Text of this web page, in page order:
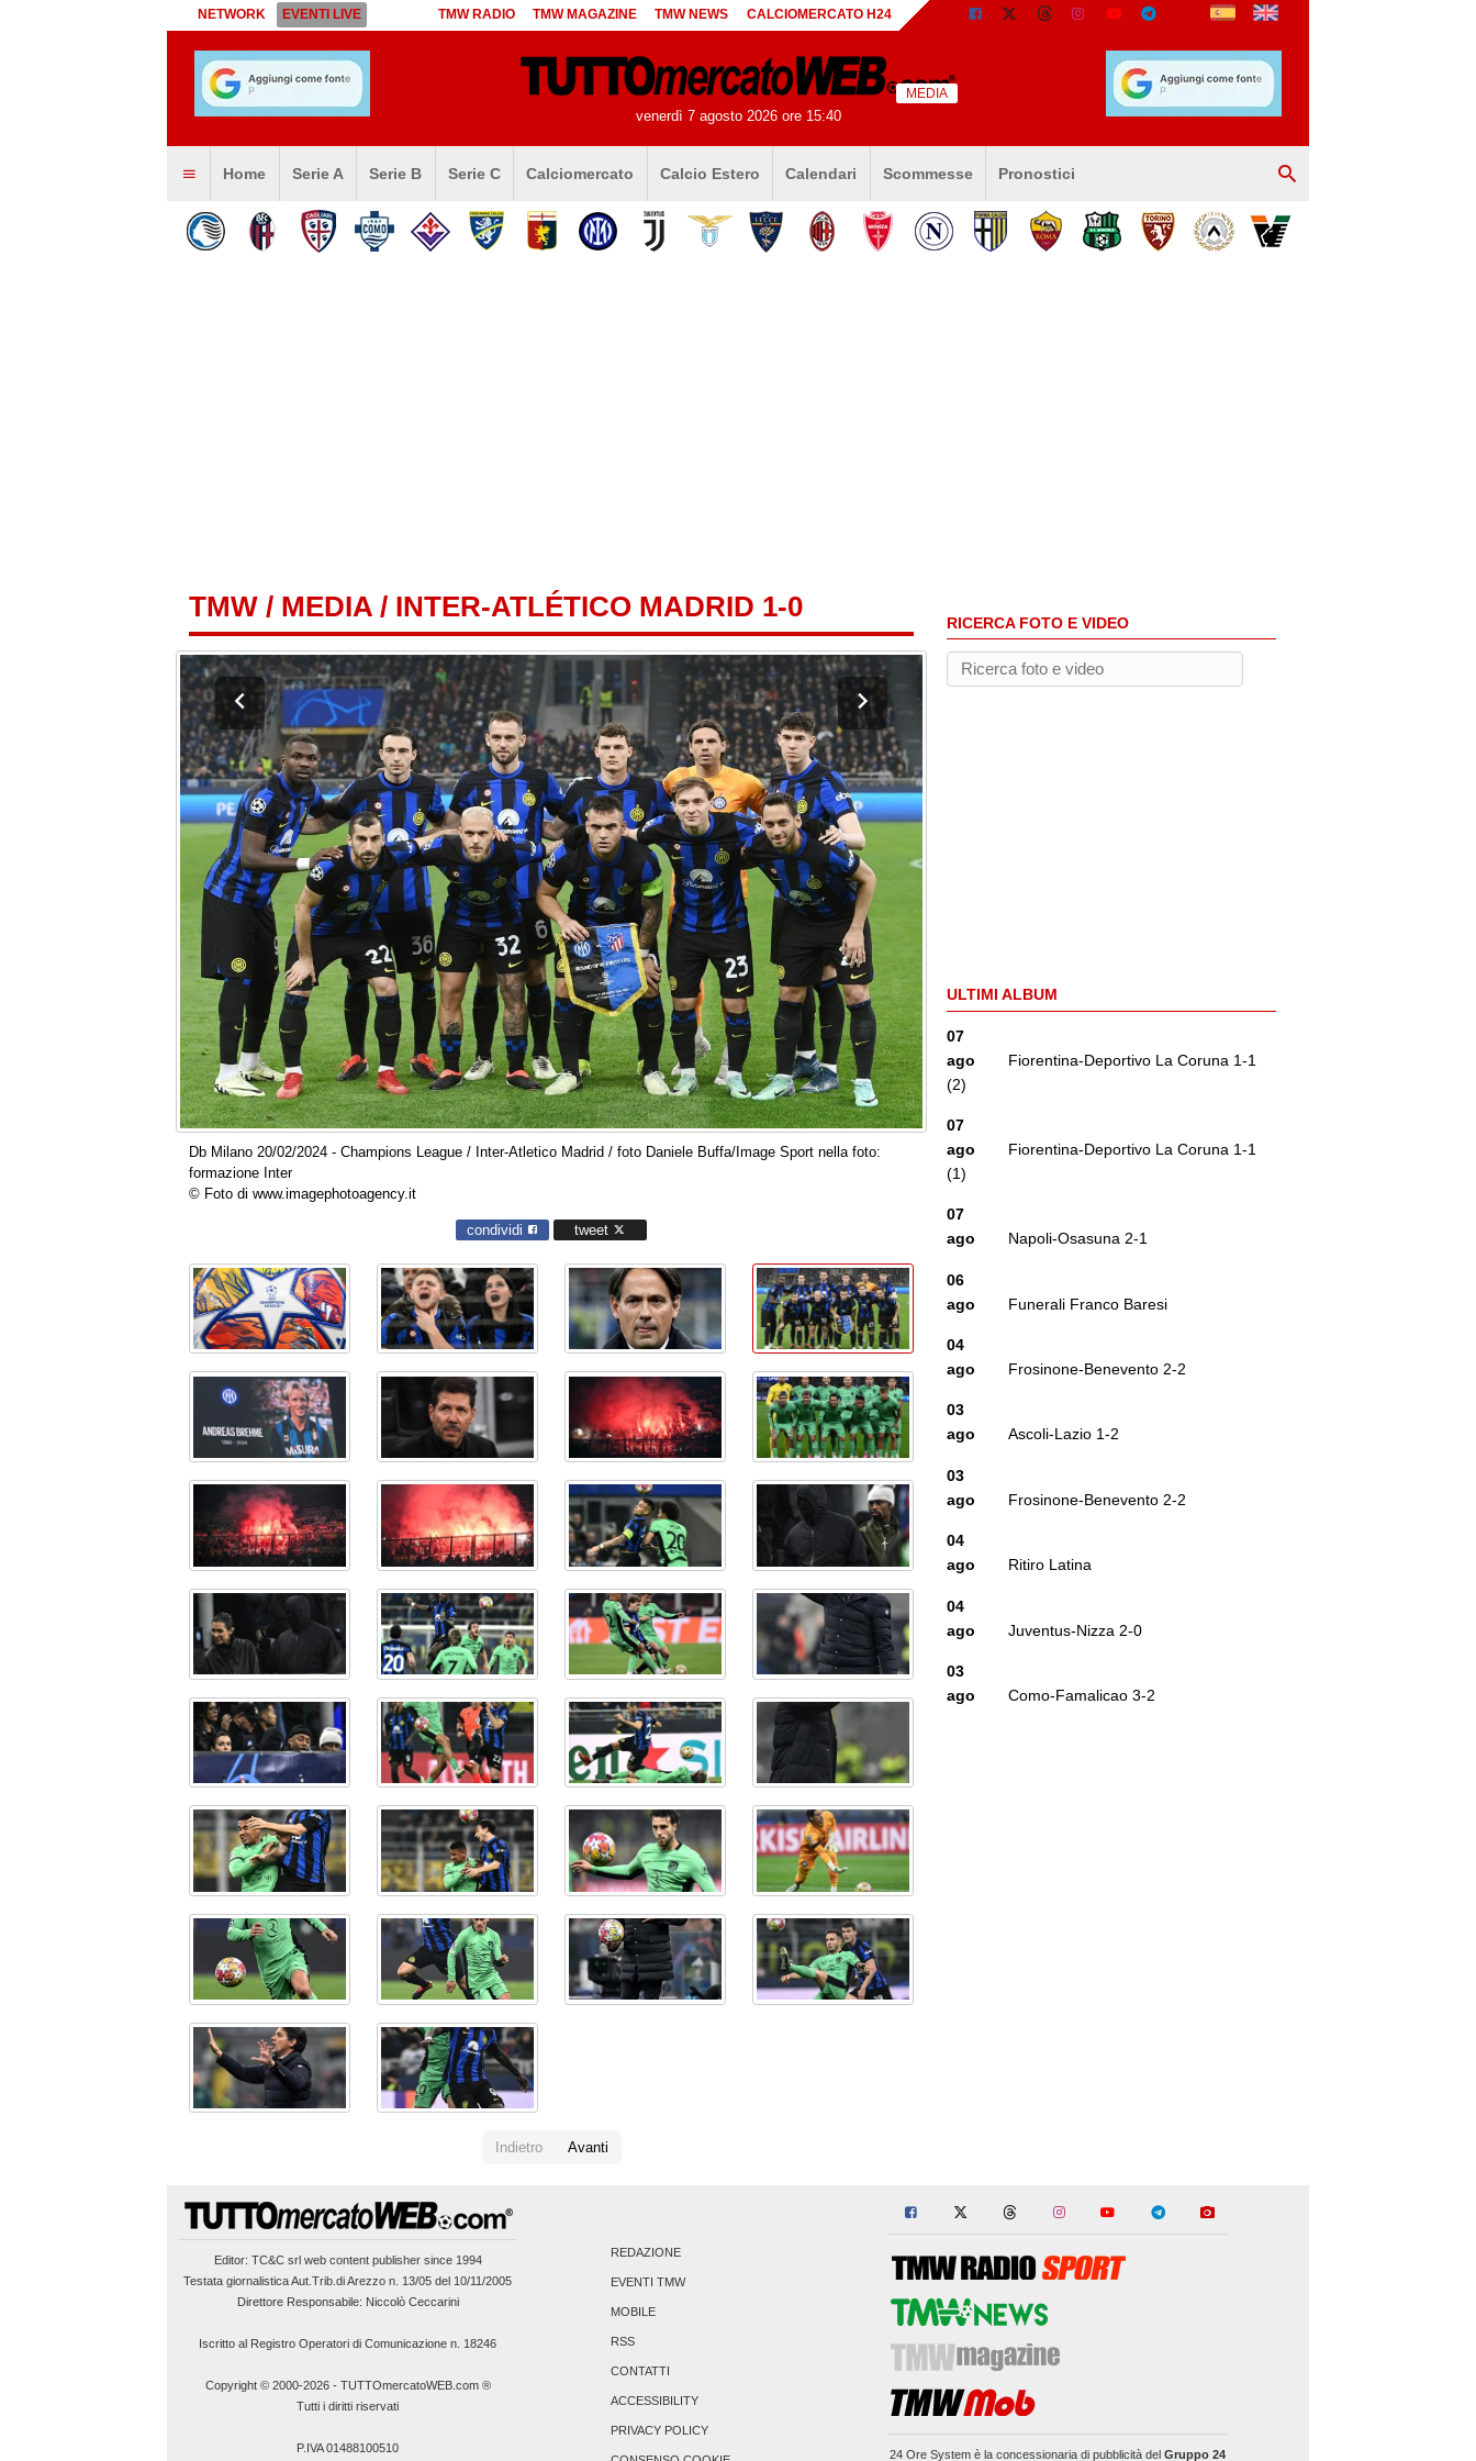
NETWORK EVENTI LIVE TMW RADIO TMW MAGAZINE TMW NEWS CALCIOMERCATO H24
venerdì 7 agosto 2026 ore 15:40
MEDIA
Home Serie A Serie B Serie C Calciomercato Calcio Estero Calendari Scommesse Pronostici
TMW / MEDIA / INTER-ATLÉTICO MADRID 1-0
Db Milano 20/02/2024 - Champions League / Inter-Atletico Madrid / foto Daniele Buffa/Image Sport nella foto:
formazione Inter
© Foto di www.imagephotoagency.it
condividi tweet
Indietro Avanti
RICERCA FOTO E VIDEO
ULTIMI ALBUM
07
ago
Fiorentina-Deportivo La Coruna 1-1
(2)
07
ago
Fiorentina-Deportivo La Coruna 1-1
(1)
07
ago
Napoli-Osasuna 2-1
06
ago
Funerali Franco Baresi
04
ago
Frosinone-Benevento 2-2
03
ago
Ascoli-Lazio 1-2
03
ago
Frosinone-Benevento 2-2
04
ago
Ritiro Latina
04
ago
Juventus-Nizza 2-0
03
ago
Como-Famalicao 3-2
Editor: TC&C srlweb content publisher since 1994
Testata giornalistica Aut.Trib.di Arezzo n. 13/05 del 10/11/2005
Direttore Responsabile: Niccolò Ceccarini
Iscritto al Registro Operatori di Comunicazione n. 18246
Copyright © 2000-2026- TUTTOmercatoWEB.com ®
Tutti i diritti riservati
P.IVA 01488100510
REDAZIONE
EVENTI TMW
MOBILE
RSS
CONTATTI
ACCESSIBILITY
PRIVACY POLICY
24 Ore Systemè la concessionaria di pubblicità del Gruppo 24